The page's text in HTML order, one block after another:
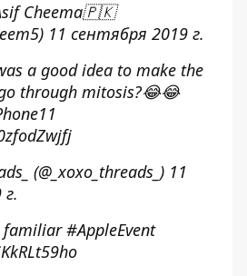
Cheema🇵🇰
11 сентября 2019 г.
a good idea to make the
through mitosis?😂😂
(@_xoxo_threads_) 11
familiar#AppleEvent